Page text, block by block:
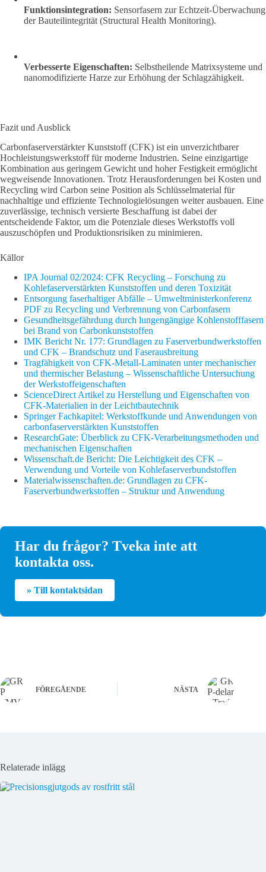
Funktionsintegration: Sensorfasern zur Echtzeit-Überwachung
der Bauteilintegrität (Structural Health Monitoring).
Verbesserte Eigenschaften: Selbstheilende Matrixsysteme und
nanomodifizierte Harze zur Erhöhung der Schlagzähigkeit.
Fazit und Ausblick
Carbonfaserverstärkter Kunststoff (CFK) ist ein unverzichtbarer
Hochleistungswerkstoff für moderne Industrien. Seine einzigartige
Kombination aus geringem Gewicht und hoher Festigkeit ermöglicht
wegweisende Innovationen. Trotz Herausforderungen bei Kosten und
Recycling wird Carbon seine Position als Schlüsselmaterial für
nachhaltige und effiziente Technologielösungen weiter ausbauen. Eine
zuverlässige, technisch versierte Beschaffung ist dabei der
entscheidende Faktor, um die Potenziale dieses Werkstoffs voll
auszuschöpfen und Produktionsrisiken zu minimieren.
Källor
IPA Journal 02/2024: CFK Recycling – Forschung zu
Kohlefaserverstärkten Kunststoffen und deren Toxizität
Entsorgung faserhaltiger Abfälle – Umweltministerkonferenz
PDF zu Recycling und Verbrennung von Carbonfasern
Gesundheitsgefährdung durch lungengängige Kohlenstofffasern
bei Brand von Carbonkunststoffen
IMK Bericht Nr. 177: Grundlagen zu Faserverbundwerkstoffen
und CFK – Brandschutz und Faserausbreitung
Tragfähigkeit von CFK-Metall-Laminaten unter mechanischer
und thermischer Belastung – Wissenschaftliche Untersuchung
der Werkstoffeigenschaften
ScienceDirect Artikel zu Herstellung und Eigenschaften von
CFK-Materialien in der Leichtbautechnik
Springer Fachkapitel: Werkstoffkunde und Anwendungen von
carbonfaserverstärkten Kunststoffen
ResearchGate: Überblick zu CFK-Verarbeitungsmethoden und
mechanischen Eigenschaften
Wissenschaft.de Bericht: Die Leichtigkeit des CFK –
Verwendung und Vorteile von Kohlefaserverbundstoffen
Materialwissenschaften.de: Grundlagen zu CFK-
Faserverbundwerkstoffen – Struktur und Anwendung
Har du frågor? Tveka inte att
kontakta oss.
» Till kontaktsidan
FÖREGÅENDE NÄSTA
Relaterade inlägg